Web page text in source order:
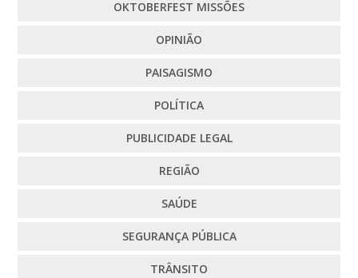
OKTOBERFEST MISSÕES
OPINIÃO
PAISAGISMO
POLÍTICA
PUBLICIDADE LEGAL
REGIÃO
SAÚDE
SEGURANÇA PÚBLICA
TRÂNSITO